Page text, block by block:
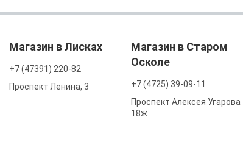
Магазин в Лисках
+7 (47391) 220-82
Проспект Ленина, 3
Магазин в Старом
Осколе
+7 (4725) 39-09-11
Проспект Алексея Угарова
18ж